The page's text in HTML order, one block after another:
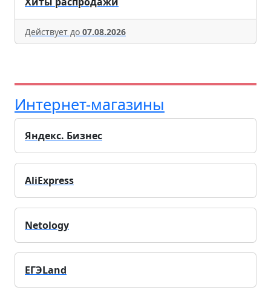
Действует до 07.08.2026
Интернет-магазины
Яндекс. Бизнес
AliExpress
Netology
ЕГЭLand